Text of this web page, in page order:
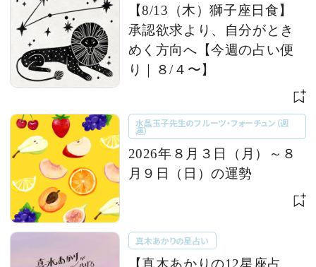
【8/13（木）獅子座日食】
承認欲求より、自分がとき
めく方向へ【今週の占い便
り｜８/４〜】
水晶玉子先生のフルーツ・フォーチュン（週
運）
2026年８月３日（月）～８
月９日（日）の運勢
真木あかりの星占い
【真木あかりの12星座占